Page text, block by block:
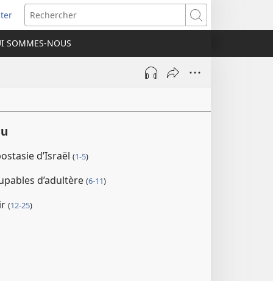
Rechercher
SOMMES-NOUS
d’Israël (1-5)
d’adultère (6-11)
(12-25)